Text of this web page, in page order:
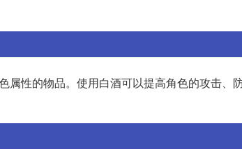
属性的物品。使用白酒可以提高角色的攻击、